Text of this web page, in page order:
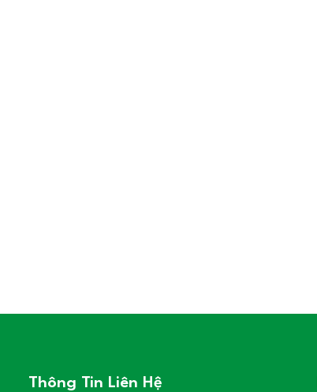
Thông Tin Liên Hệ